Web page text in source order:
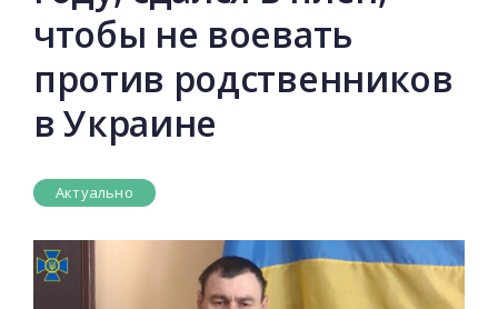
чтобы не воевать
против родственников
в Украине
Актуально